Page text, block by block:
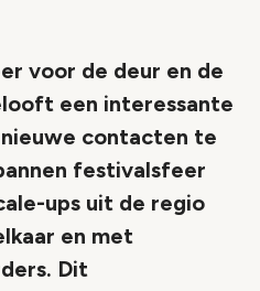
voor de deur en de
een interessante
contacten te
festivalsfeer
ups uit de regio
en met
Dit